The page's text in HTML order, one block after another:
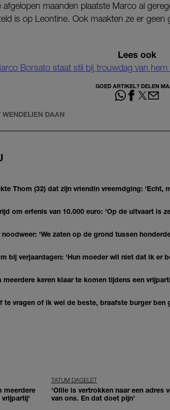
afgelopen maanden plaatste Marco al
is op Leontine. Ook maakten ze er geen
Lees ook
Borsato staat stil bij trouwdag van hem
GOED ARTIKEL? DELEN
DAAN
Thom (32) dat zijn vriendin vreemdging: 'Echt,
om erfenis van 10.000 euro: 'Op de uitvaart is
'We zaten op de grond tussen
bij verjaardagen: 'Hun moeder wil niet dat ik er
keren klaar te komen tijdens een
te vragen of ik wel de beste, braafste burger ben
meerdere
vrijpartij'
TATUM DAGELET
'Ollie is vertrokken naar een adres
van ons. En dat doet pijn’